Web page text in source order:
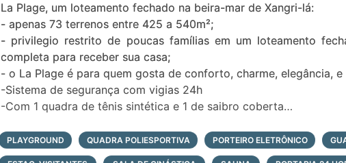
La Plage, um loteamento fechado na beira-mar de Xangri-lá:
- apenas 73 terrenos entre 425 a 540m²;
- privilegio restrito de poucas famílias em um loteamento
completa para receber sua casa;
- o La Plage é para quem gosta de conforto, charme, elegância,
-Sistema de segurança com vigias 24h
-Com 1 quadra de tênis sintética e 1 de saibro coberta
-Campos de futebol gramado
-Clube com salão de festas
PLAYGROUND QUADRA POLIESPORTIVA PORTEIRO ELETRÔNICO